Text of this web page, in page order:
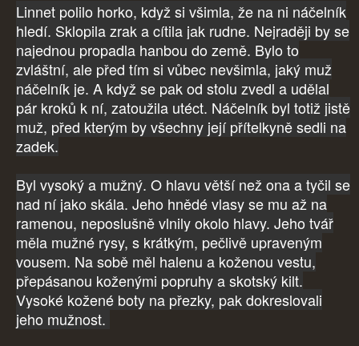
Linnet polilo horko, když si všimla, že na ni náčelník
hledí. Sklopila zrak a cítila jak rudne. Nejraději by se
najednou propadla hanbou do země. Bylo to
zvláštní, ale před tím si vůbec nevšimla, jaký muž
náčelník je. A když se pak od stolu zvedl a udělal
pár kroků k ní, zatoužila utéct. Náčelník byl totiž jistě
muž, před kterým by všechny její přítelkyně sedli na
zadek.
Byl vysoký a mužný. O hlavu větší než ona a tyčil se
nad ní jako skála. Jeho hnědé vlasy se mu až na
ramenou, neposlušně vlnily okolo hlavy. Jeho tvář
měla mužné rysy, s krátkým, pečlivě upraveným
vousem. Na sobě měl halenu a koženou vestu,
přepásanou koženými popruhy a skotský kilt.
Vysoké kožené boty na přezky, pak dokreslovali
jeho mužnost.